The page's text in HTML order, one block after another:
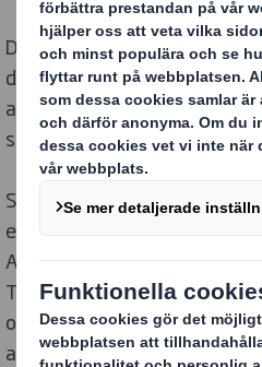
De bruna förpackningarna
designspråk med flera olika
anpassade efter Absolut
smaker, från lime och citron
Smakerna lyfts fram genom
element på
Absolut Vodkas tydliga
Tidigare har varumärket
och blanka förpackningar –
används för delar av